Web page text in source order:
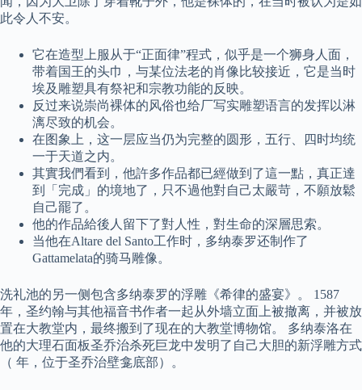
此令人不安。
它在造型上服从于“正面律”程式，似乎是一个狮身人面，
带着国王的头巾，与某位法老的肖像比较接近，它是当时
埃及雕塑具有祭祀和宗教功能的反映。
反过来说崇尚裸体的风俗也给厂写实雕塑语言的发挥以淋
漓尽致的机会。
在图象上，这一层应当仍为完整的圆形，五行、四时均统
一于天道之内。
其實我們看到，他許多作品都已經做到了這一點，真正達
到「完成」的境地了，只不過他對自己太嚴苛，不願放鬆
自己罷了。
他的作品給後人留下了對人性，對生命的深層思索。
当他在Altare del Santo工作时，多纳泰罗还制作了
Gattamelata的骑马雕像。
洗礼池的另一侧包含多纳泰罗的浮雕《希律的盛宴》。 1587
年，圣约翰与其他福音书作者一起从外墙立面上被撤离，并被放
置在大教堂内，最终搬到了现在的大教堂博物馆。 多纳泰洛在
他的大理石面板圣乔治杀死巨龙中发明了自己大胆的新浮雕方式
（ 年，位于圣乔治壁龛底部）。